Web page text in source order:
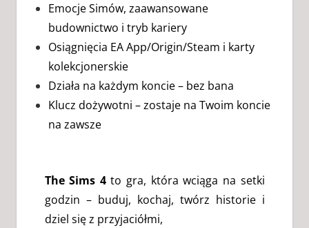
Emocje Simów, zaawansowane
budownictwo i tryb kariery
Osiągnięcia EA App/Origin/Steam i karty
kolekcjonerskie
Działa na każdym koncie – bez bana
Klucz dożywotni – zostaje na Twoim koncie
na zawsze
The Sims 4to gra, która wciąga na setki
godzin – buduj, kochaj, twórz historie i
dziel się z przyjaciółmi,